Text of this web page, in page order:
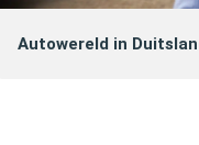
Autowereld in Duitsland: wat